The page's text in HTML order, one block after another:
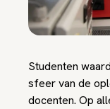
Studenten
sfeer van de
docenten. Op